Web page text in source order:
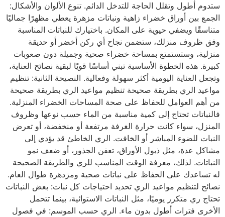
ستدوم أطول وتقلل الحاجة للتدخل الدائم. تنوع الألوان والأشكال:
الجمع بين أوراق خضراء زاهية ونباتات مزهرة يعطي مظهرًا جماليًا
متناسقًا ويضفي حيوية على المكان. باختيارك للنباتات المناسبة
وفق ظروف منزلك، ستضمن نجاح أي ركن أخضر أو حديقة
منزلية، وستستمتع بمساحة خضراء صحية وجميلة دون صعوبات
كبيرة. هذه الخطوة الأساسية تبني أساسًا قويًا لبقية نصائح العناية،
وتجعل العناية اليومية أكثر سهولة وفعالية. النصيحة الثانية: تنظيم
مواعيد الري بطريقة صحيحة تنظيم مواعيد الري بطريقة صحيحة
من أهم العوامل للحفاظ على صحة المساحات الخضراء المنزلية.
فالنباتات تحتاج إلى كمية مناسبة من الماء حسب نوعها وظروف
المنزل، سواء كانت حرارة الغرفة مرتفعة أو منخفضة، أو تعرض
النبات للضوء المباشر أو الخافت. الري الخاطئ قد يؤدي إلى
مشاكل عدة، مثل ذبول الأوراق، تعفن الجذور، أو ضعف نمو
النباتات. لذلك، معرفة الوقت المناسب للري والطريقة الصحيحة
له تساعدك على الحفاظ على نباتات صحية ومزدهرة طوال العام.
نصائح لتنظيم مواعيد الري تحديد احتياجات كل نبات: بعض النباتات
تحتاج ري متكرر يوميًا، مثل النباتات الاستوائية، بينما تتحمل
الأخرى فترات أطول بدون ماء. الري حسب الموسم: في فصول